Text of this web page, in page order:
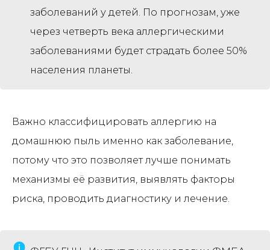
заболеваний у детей. По прогнозам, уже
через четверть века аллергическими
заболеваниями будет страдать более 50%
населения планеты.
Важно классифицировать аллергию на
домашнюю пыль именно как заболевание,
потому что это позволяет лучше понимать
механизмы её развития, выявлять факторы
риска, проводить диагностику и лечение.